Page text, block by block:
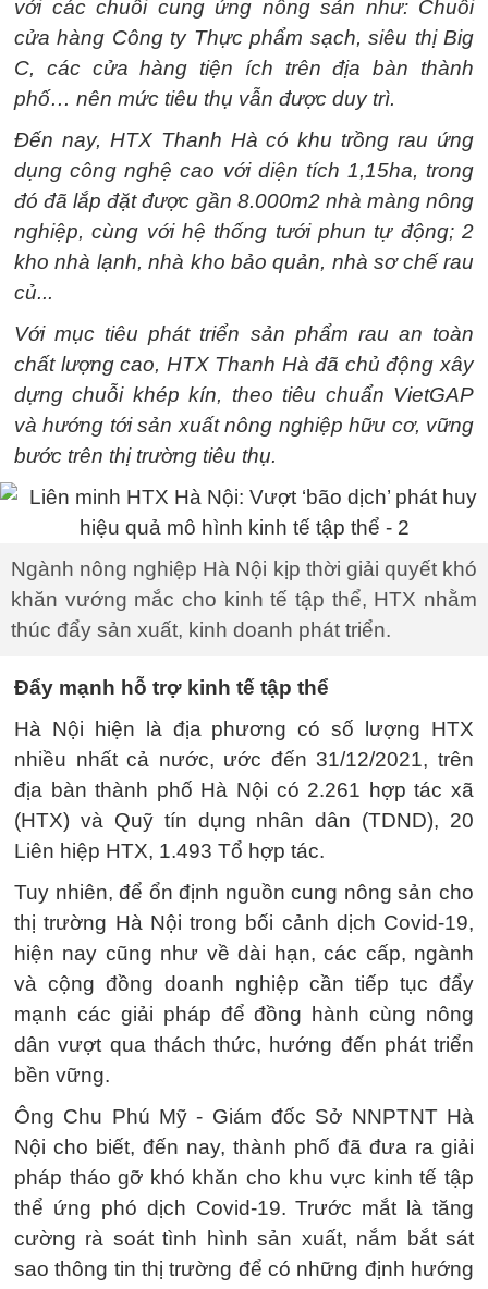
với các chuỗi cung ứng nông sản như: Chuỗi
cửa hàng Công ty Thực phẩm sạch, siêu thị Big
C, các cửa hàng tiện ích trên địa bàn thành
phố… nên mức tiêu thụ vẫn được duy trì.
Đến nay, HTX Thanh Hà có khu trồng rau ứng
dụng công nghệ cao với diện tích 1,15ha, trong
đó đã lắp đặt được gần 8.000m2 nhà màng nông
nghiệp, cùng với hệ thống tưới phun tự động; 2
kho nhà lạnh, nhà kho bảo quản, nhà sơ chế rau
củ...
Với mục tiêu phát triển sản phẩm rau an toàn
chất lượng cao, HTX Thanh Hà đã chủ động xây
dựng chuỗi khép kín, theo tiêu chuẩn VietGAP
và hướng tới sản xuất nông nghiệp hữu cơ, vững
bước trên thị trường tiêu thụ.
Ngành nông nghiệp Hà Nội kịp thời giải quyết khó
khăn vướng mắc cho kinh tế tập thể, HTX nhằm
thúc đẩy sản xuất, kinh doanh phát triển.
Đẩy mạnh hỗ trợ kinh tế tập thể
Hà Nội hiện là địa phương có số lượng HTX
nhiều nhất cả nước, ước đến 31/12/2021, trên
địa bàn thành phố Hà Nội có 2.261 hợp tác xã
(HTX) và Quỹ tín dụng nhân dân (TDND), 20
Liên hiệp HTX, 1.493 Tổ hợp tác.
Tuy nhiên, để ổn định nguồn cung nông sản cho
thị trường Hà Nội trong bối cảnh dịch Covid-19,
hiện nay cũng như về dài hạn, các cấp, ngành
và cộng đồng doanh nghiệp cần tiếp tục đẩy
mạnh các giải pháp để đồng hành cùng nông
dân vượt qua thách thức, hướng đến phát triển
bền vững.
Ông Chu Phú Mỹ - Giám đốc Sở NNPTNT Hà
Nội cho biết, đến nay, thành phố đã đưa ra giải
pháp tháo gỡ khó khăn cho khu vực kinh tế tập
thể ứng phó dịch Covid-19. Trước mắt là tăng
cường rà soát tình hình sản xuất, nắm bắt sát
sao thông tin thị trường để có những định hướng